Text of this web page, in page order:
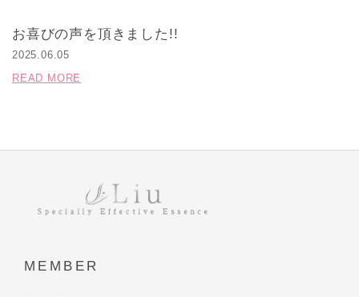
お喜びの声を頂きました!!
2025.06.05
READ MORE
MEMBER